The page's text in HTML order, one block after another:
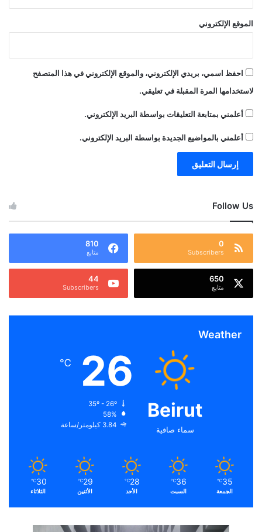
الموقع الإلكتروني
احفظ اسمي، بريدي الإلكتروني، والموقع الإلكتروني في هذا المتصفح
لاستخدامها المرة المقبلة في تعليقي.
أعلمني بمتابعة التعليقات بواسطة البريد الإلكتروني.
أعلمني بالمواضيع الجديدة بواسطة البريد الإلكتروني.
Follow Us
0
Subscribers
810
متابع
650
متابع
44
Subscribers
Weather
Beirut
سماء صافية
26
℃
58%
3.84 كيلومتر/ساعة
35
℃
الجمعة
36
℃
السبت
28
℃
الأحد
29
℃
الأثنين
30
℃
الثلاثاء